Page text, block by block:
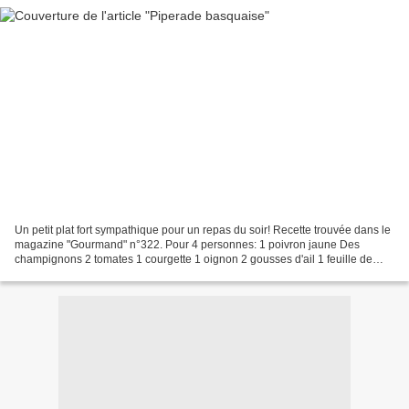
Un petit plat fort sympathique pour un repas du soir! Recette trouvée dans le
magazine "Gourmand" n°322. Pour 4 personnes: 1 poivron jaune Des
champignons 2 tomates 1 courgette 1 oignon 2 gousses d'ail 1 feuille de